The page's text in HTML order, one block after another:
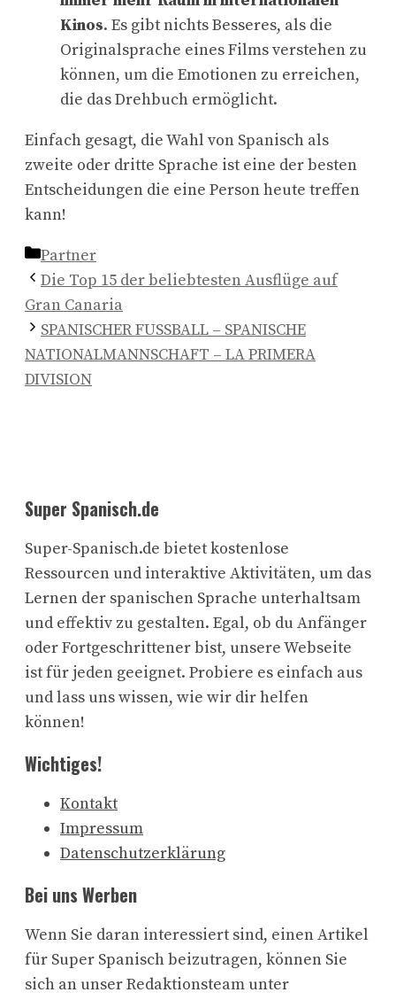
Kinos. Es gibt nichts Besseres, als die
Originalsprache eines Films verstehen zu
können, um die Emotionen zu erreichen,
die das Drehbuch ermöglicht.
Einfach gesagt, die Wahl von Spanisch als
zweite oder dritte Sprache ist eine der besten
Entscheidungen die eine Person heute treffen
kann!
Kategorien
Partner
Die Top 15 der beliebtesten Ausflüge auf
Gran Canaria
SPANISCHER FUSSBALL – SPANISCHE
NATIONALMANNSCHAFT – LA PRIMERA
DIVISION
Super Spanisch.de
Super-Spanisch.de bietet kostenlose
Ressourcen und interaktive Aktivitäten, um das
Lernen der spanischen Sprache unterhaltsam
und effektiv zu gestalten. Egal, ob du Anfänger
oder Fortgeschrittener bist, unsere Webseite
ist für jeden geeignet. Probiere es einfach aus
und lass uns wissen, wie wir dir helfen
können!
Wichtiges!
Kontakt
Impressum
Datenschutzerklärung
Bei uns Werben
Wenn Sie daran interessiert sind, einen Artikel
für Super Spanisch beizutragen, können Sie
sich an unser Redaktionsteam unter